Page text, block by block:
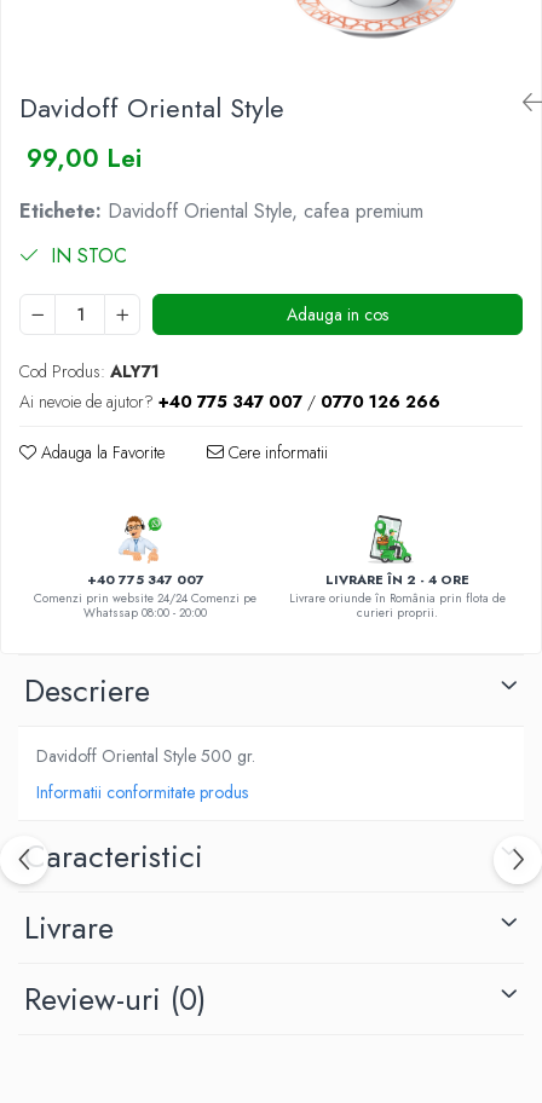
BUCHETE LISIANTHUS
BUCHETE MINIROSE
BUCHETE MIXTE
BUCHETE PENTRU BĂRBAȚI
BUCHETE TRANDAFIRI
DE TRANDAFIRI ALBASTRI
DE TRANDAFIRI ALBI
DE TRANDAFIRI GALBENI
DE TRANDAFIRI MOV
DE TRANDAFIRI PORTOCALII
DE TRANDAFIRI ROZ
DE TRANDAFIRI ROȘII
Davidoff Oriental Style
99,00 Lei
Etichete: Davidoff Oriental Style, cafea premium
IN STOC
Adauga in cos
Cod Produs: ALY71
Ai nevoie de ajutor? +40 775 347 007 / 0770 126 266
Adauga la Favorite Cere informatii
+40 775 347 007
Comenzi prin website 24/24 Comenzi pe
Whatssap 08:00 - 20:00
LIVRARE ÎN 2 - 4 ORE
Livrare oriunde în România prin flota de
curieri proprii.
Descriere
Davidoff Oriental Style 500 gr.
Informatii conformitate produs
Caracteristici
Livrare
Review-uri (0)